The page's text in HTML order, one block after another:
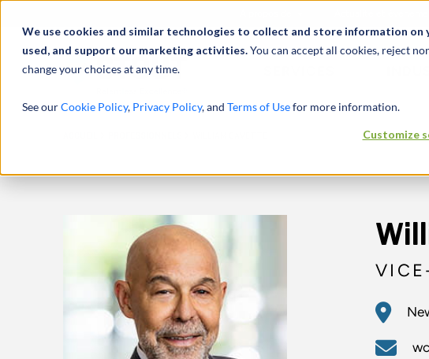
We use cookies and similar technologies to collect and store information
used, and support our marketing activities.You can accept all cookies, reject
change your choices at any time.
See ourCookie Policy, Privacy Policy, and Terms of Usefor more information.
Customize